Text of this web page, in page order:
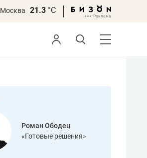
Москва 21.3 °С
Роман Ободец
«Готовые решения»